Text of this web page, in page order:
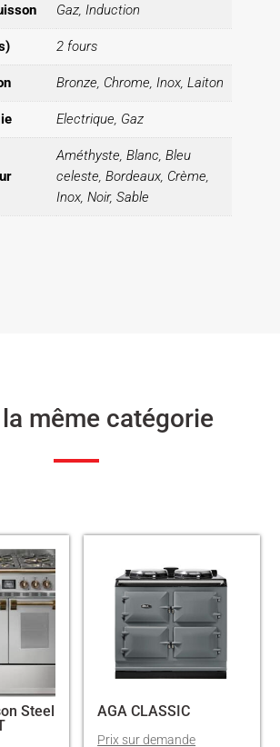
Gaz, Induction
2 fours
Bronze, Chrome, Inox, Laiton
Electrique, Gaz
Améthyste, Blanc, Bleu
celeste, Bordeaux, Crème,
Inox, Noir, Sable
même catégorie
Steel
AGA CLASSIC